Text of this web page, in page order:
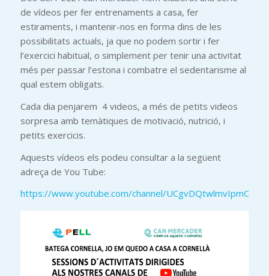
de vídeos per fer entrenaments a casa, fer
estiraments, i mantenir-nos en forma dins de les
possibilitats actuals, ja que no podem sortir i fer
l’exercici habitual, o simplement per tenir una activitat
més per passar l’estona i combatre el sedentarisme al
qual estem obligats.
Cada dia penjarem 4 videos, a més de petits videos
sorpresa amb temàtiques de motivació, nutrició, i
petits exercicis.
Aquests vídeos els podeu consultar a la següent
adreça de You Tube:
https://www.youtube.com/channel/